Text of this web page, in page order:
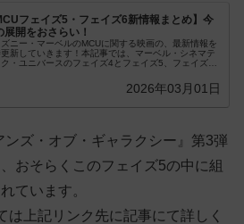
フェイズ5・フェイズ6新情報まとめ】今
展開をおさらい！
ズニー・マーベルのMCUに関する映画の、最新情報を
更新していきます！本記事では、マーベル・シネマテ
ク・ユニバースのフェイズ4とフェイズ5、フェイズ6
2026年03月01日
ンズ・オブ・ギャラクシー』第3弾
おそらくこのフェイズ5の中に組
ています。
は上記リンク先に記事にて詳しく